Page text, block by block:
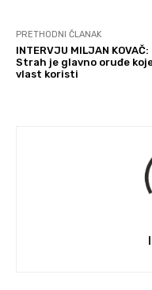
PRETHODNI ČLANAK
INTERVJU MILJAN KOVAČ:
Strah je glavno oruđe
vlast koristi